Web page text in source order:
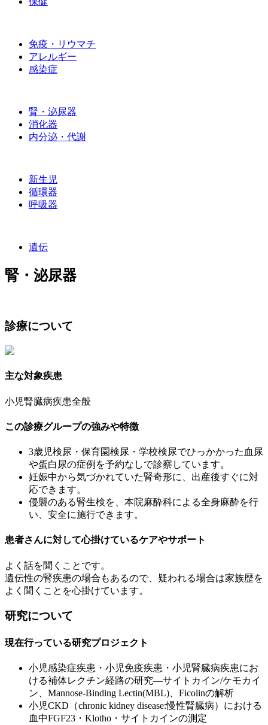
免疫・リウマチ
アレルギー
感染症
腎・泌尿器
消化器
内分泌・代謝
新生児
循環器
呼吸器
遺伝
腎・泌尿器
診療について
主な対象疾患
小児腎臓病疾患全般
この診療グループの強みや特徴
3歳児検尿・保育園検尿・学校検尿でひっかかった血尿
や蛋白尿の症例を予約なしで診察しています。
妊娠中から気づかれていた腎奇形に、出産後すぐに対
応できます。
侵襲のある腎生検を、本院麻酔科による全身麻酔を行
い、安全に施行できます。
患者さんに対して心掛けているケアやサポート
よく話を聞くことです。
遺伝性の腎疾患の場合もあるので、疑われる場合は家族歴を
よく聞くことを心掛けています。
研究について
現在行っている研究プロジェクト
小児感染症疾患・小児免疫疾患・小児腎臓病疾患にお
ける補体レクチン経路の研究―サイトカイン/ケモカイ
ン、Mannose-Binding Lectin(MBL)、Ficolinの解析
小児CKD（chronic kidney disease:慢性腎臓病）における
血中FGF23・Klotho・サイトカインの測定